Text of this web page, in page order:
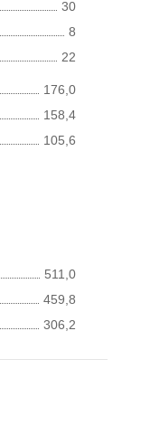
30
8
22
176,0
158,4
105,6
511,0
459,8
306,2